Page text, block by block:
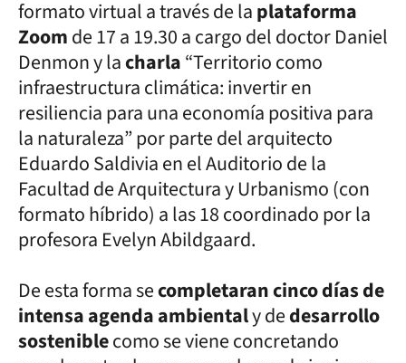
formato virtual a través de laplataforma
Zoomde 17 a 19.30 a cargo del doctor Daniel
Denmon y lacharla“Territorio como
infraestructura climática: invertir en
resiliencia para una economía positiva para
la naturaleza” por parte del arquitecto
Eduardo Saldivia en el Auditorio de la
Facultad de Arquitectura y Urbanismo (con
formato híbrido) a las 18 coordinado por la
profesora Evelyn Abildgaard.
De esta forma secompletaran cinco días de
intensa agenda ambientaly dedesarrollo
sosteniblecomo se viene concretando